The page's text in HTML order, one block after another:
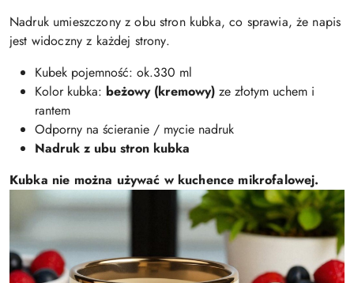
Nadruk umieszczony z obu stron kubka, co sprawia, że napis
jest widoczny z każdej strony.
Kubek pojemność: ok.330 ml
Kolor kubka: beżowy (kremowy) ze złotym uchem i
rantem
Odporny na ścieranie / mycie nadruk
Nadruk z ubu stron kubka
Kubka nie można używać w kuchence mikrofalowej.